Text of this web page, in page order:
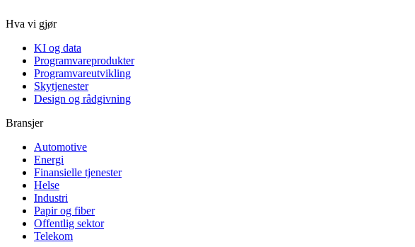
Hva vi gjør
KI og data
Programvareprodukter
Programvareutvikling
Skytjenester
Design og rådgivning
Bransjer
Automotive
Energi
Finansielle tjenester
Helse
Industri
Papir og fiber
Offentlig sektor
Telekom